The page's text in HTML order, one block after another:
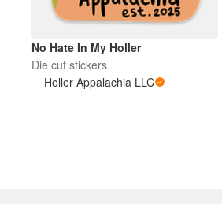
Kleidung
Acrylprodukte
No Hate In My Holler
Die cut stickers
Holler Appalachia LLC